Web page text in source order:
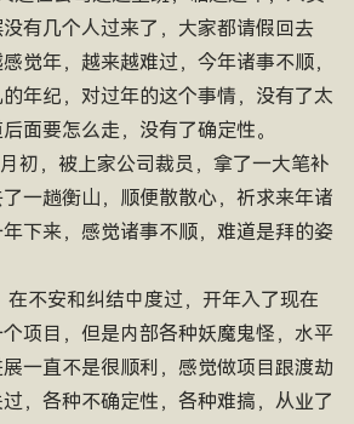
有几个人过来了，大家都请假回去
觉年，越来越难过，今年诸事不顺，
年纪，对过年的这个事情，没有了太
面要怎么走，没有了确定性。
初，被上家公司裁员，拿了一大笔补
一趟衡山，顺便散散心，祈求来年诸
下来，感觉诸事不顺，难道是拜的姿
在不安和纠结中度过，开年入了现在
项目，但是内部各种妖魔鬼怪，水平
一直不是很顺利，感觉做项目跟渡劫
，各种不确定性，各种难搞，从业了